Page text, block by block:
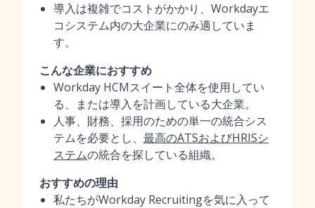
導入は複雑でコストがかかり、Workdayエ
コシステム内の大企業にのみ適していま
す。
こんな企業におすすめ
Workday HCMスイート全体を使用してい
る、または導入を計画している大企業。
人事、財務、採用のための単一の統合シス
テムを必要とし、 最高のATSおよびHRISシ
ステムの統合を探している組織。
おすすめの理由
私たちがWorkday Recruitingを気に入って